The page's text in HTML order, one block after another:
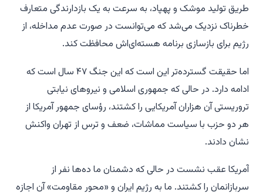
طریق تولید موشک و پهپاد، به سرعت به یک بازدارندگی متعارف
خطرناک نزدیک می‌شد که می‌توانست در صورت عدم مداخله، از
رژیم برای بازسازی برنامه هسته‌ای‌اش محافظت کند.
اما حقیقت گسترده‌تر این است که این جنگ ۴۷ سال است که
ادامه دارد. در حالی که جمهوری اسلامی و نیروهای نیابتی
تروریستی آن هزاران آمریکایی را کشتند، رؤسای جمهور آمریکا از
هر دو حزب با سیاست مماشات، ضعف و ترس از تهران واکنش
نشان دادند.
آمریکا عقب نشست در حالی که دشمنان ما ده‌ها نفر از
سربازانمان را کشتند. ما به رژیم ایران و «محور مقاومت» آن اجازه